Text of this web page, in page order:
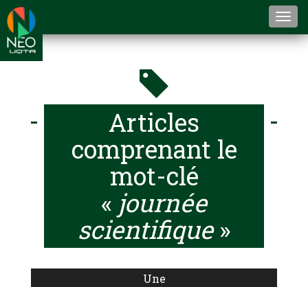
Articles
comprenant le
mot-clé
« journée
scientifique»
Une